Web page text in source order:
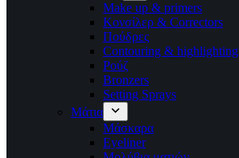
Make up & primers
Κονσίλερ & Correctors
Πούδρες
Contouring & highlighting
Ρούζ
Bronzers
Setting Sprays
Μάτια
Μάσκαρα
Eyeliner